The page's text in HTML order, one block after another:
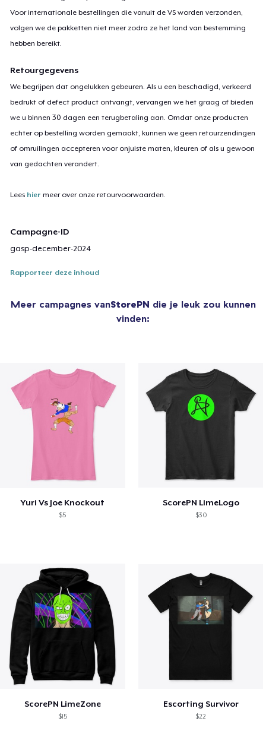
Voor internationale bestellingen die vanuit de VS worden verzonden,
volgen we de pakketten niet meer zodra ze het land van bestemming
hebben bereikt.
Retourgegevens
We begrijpen dat ongelukken gebeuren. Als u een beschadigd, verkeerd
bedrukt of defect product ontvangt, vervangen we het graag of bieden
we u binnen 30 dagen een terugbetaling aan. Omdat onze producten
echter op bestelling worden gemaakt, kunnen we geen retourzendingen
of omruilingen accepteren voor onjuiste maten, kleuren of als u gewoon
van gedachten verandert.
Lees hier meer over onze retourvoorwaarden.
Campagne-ID
gasp-december-2024
Rapporteer deze inhoud
Meer campagnes vanStorePN die je leuk zou kunnen
vinden:
Yuri Vs Joe Knockout
$5
ScorePN LimeLogo
$30
ScorePN LimeZone
$15
Escorting Survivor
$22